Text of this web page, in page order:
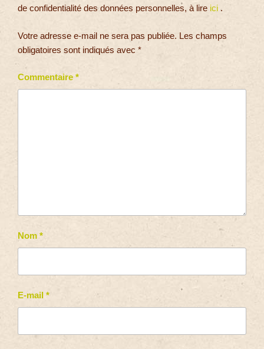
de confidentialité des données personnelles, à lire ici .
Votre adresse e-mail ne sera pas publiée. Les champs
obligatoires sont indiqués avec *
Commentaire *
Nom *
E-mail *